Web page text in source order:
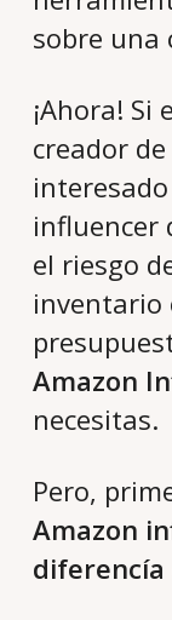
sobre una
¡Ahora! Si
creador
influencer
el riesgo
inventario
Amazon
necesitas.
Pero,
Amazon
diferencía